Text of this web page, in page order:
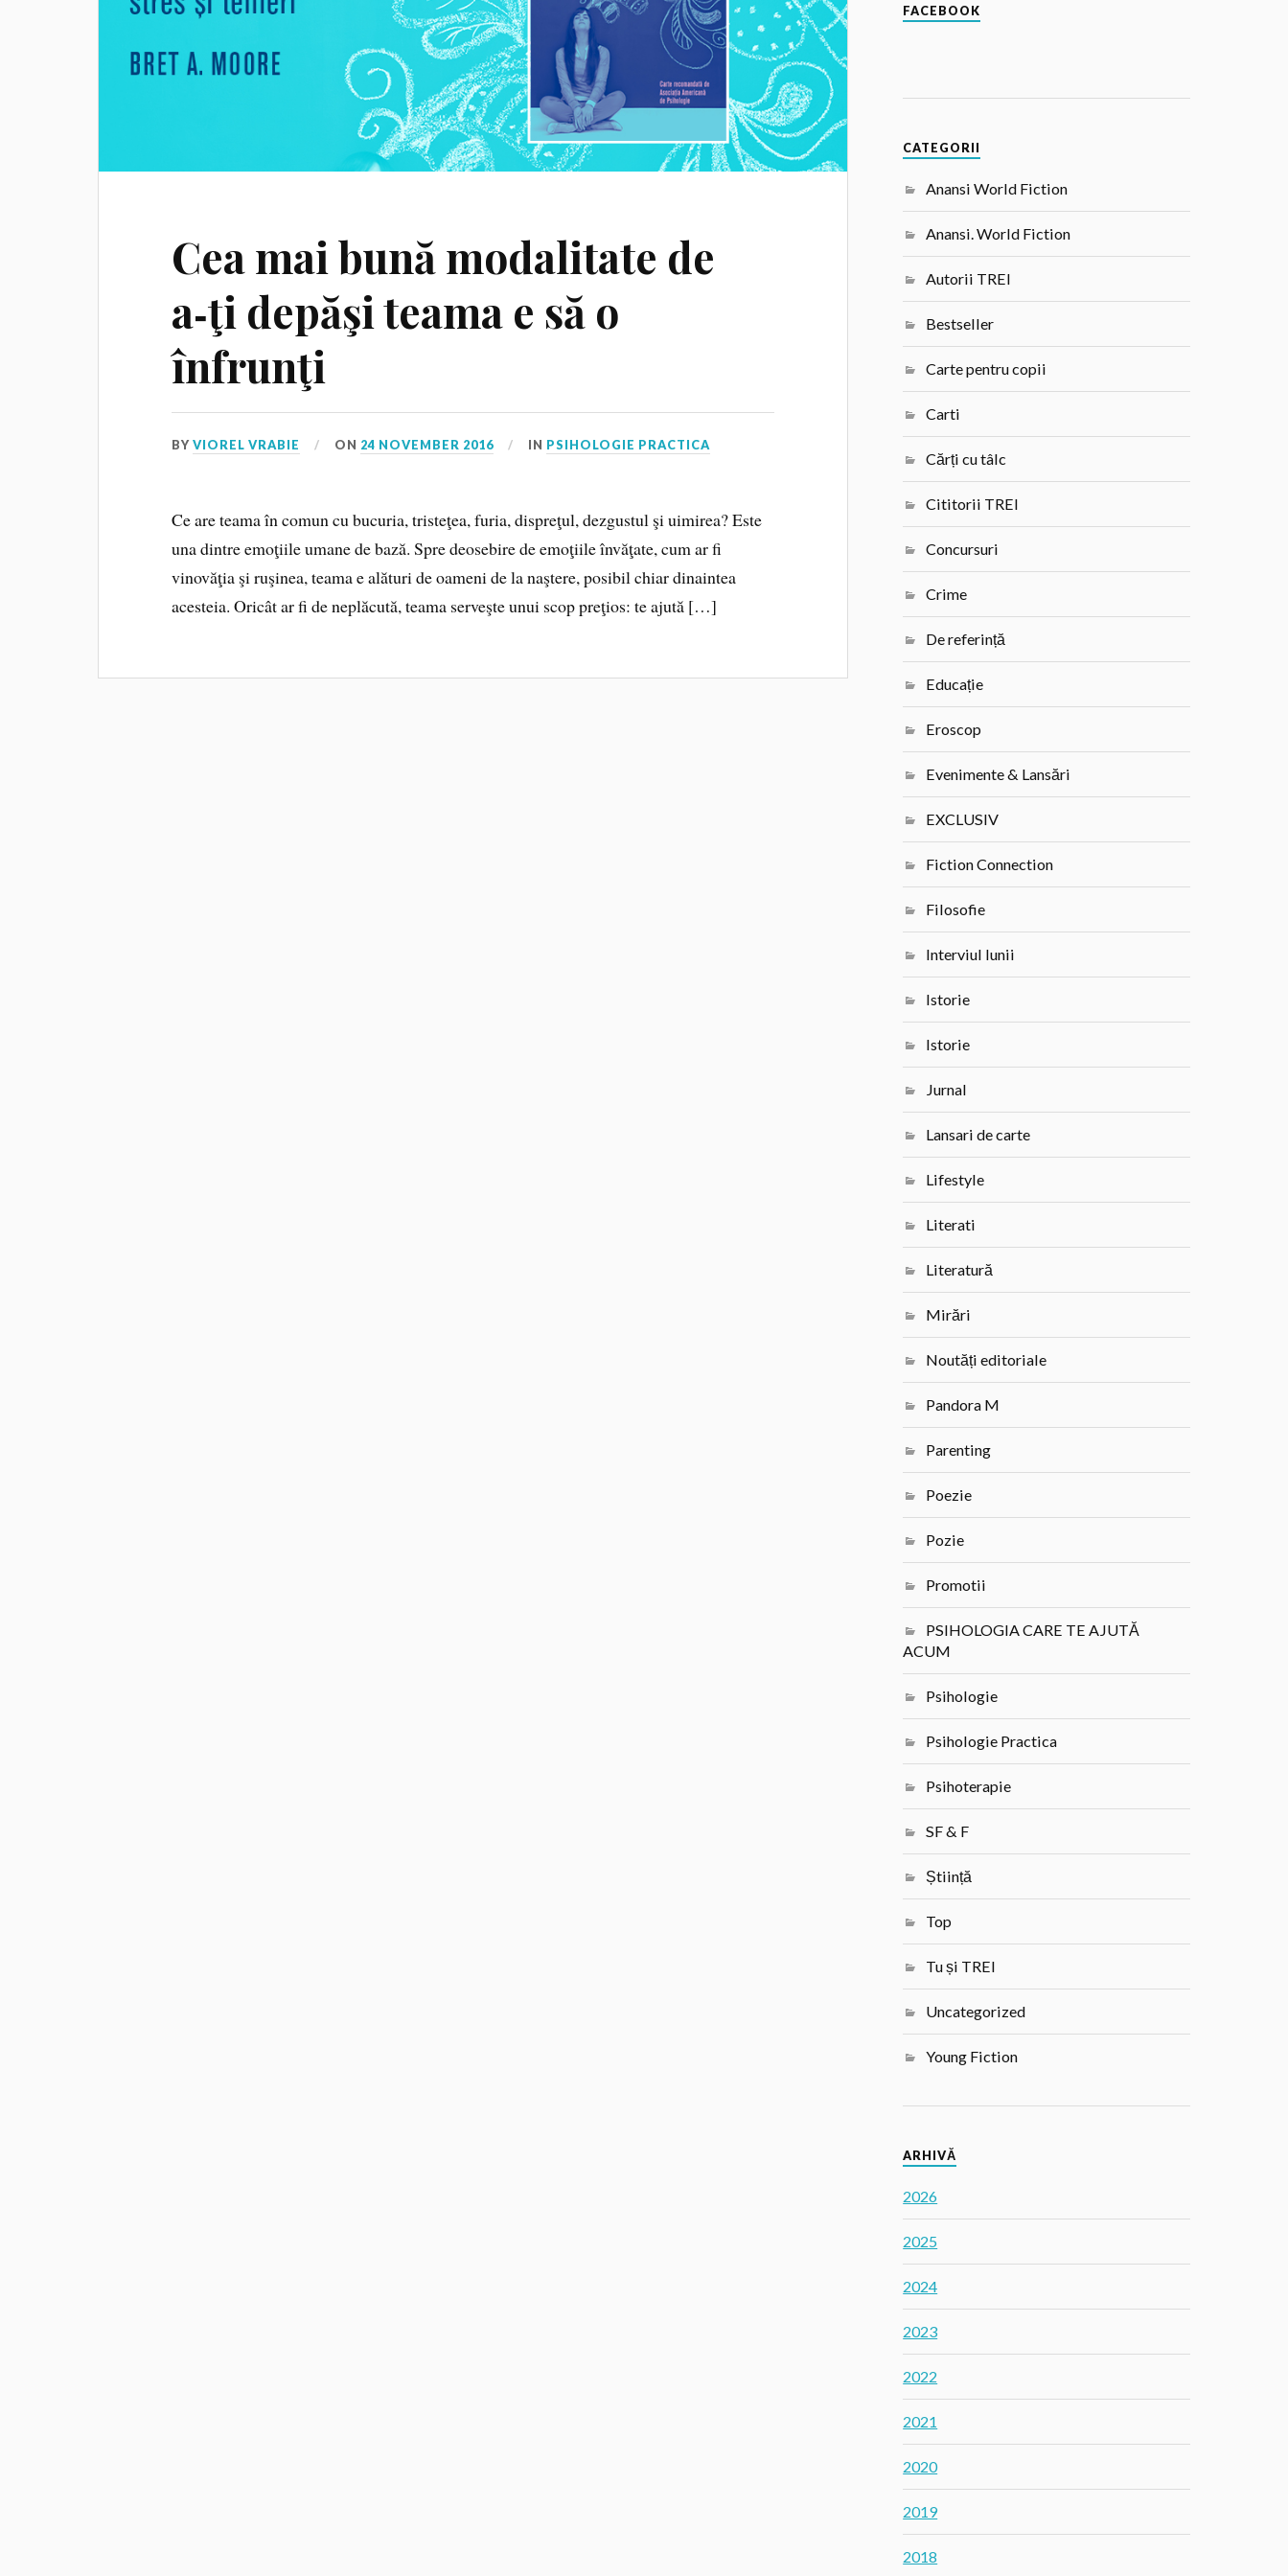
Cea mai bună modalitate de
a‑ţi depăşi teama e să o
înfrunţi
BYVIOREL VRABIE ON 24 NOVEMBER 2016 IN PSIHOLOGIE PRACTICA
Ce are teama în comun cu bucuria, tristeţea, furia, dispreţul, dezgustul şi uimirea? Este
una dintre emoţiile umane de bază. Spre deosebire de emoţiile învăţate, cum ar fi
vinovăţia şi ruşinea, teama e alături de oameni de la naştere, posibil chiar dinaintea
acesteia. Oricât ar fi de neplăcută, teama serveşte unui scop preţios: te ajută […]
FACEBOOK
CATEGORII
Anansi World Fiction
Anansi. World Fiction
Autorii TREI
Bestseller
Carte pentru copii
Carti
Cărți cu tâlc
Cititorii TREI
Concursuri
Crime
De referință
Educație
Eroscop
Evenimente & Lansări
EXCLUSIV
Fiction Connection
Filosofie
Interviul lunii
Istorie
Istorie
Jurnal
Lansari de carte
Lifestyle
Literati
Literatură
Mirări
Noutăți editoriale
Pandora M
Parenting
Poezie
Pozie
Promotii
PSIHOLOGIA CARE TE AJUTĂ
ACUM
Psihologie
Psihologie Practica
Psihoterapie
SF & F
Știință
Top
Tu și TREI
Uncategorized
Young Fiction
ARHIVĂ
2026
2025
2024
2023
2022
2021
2020
2019
2018